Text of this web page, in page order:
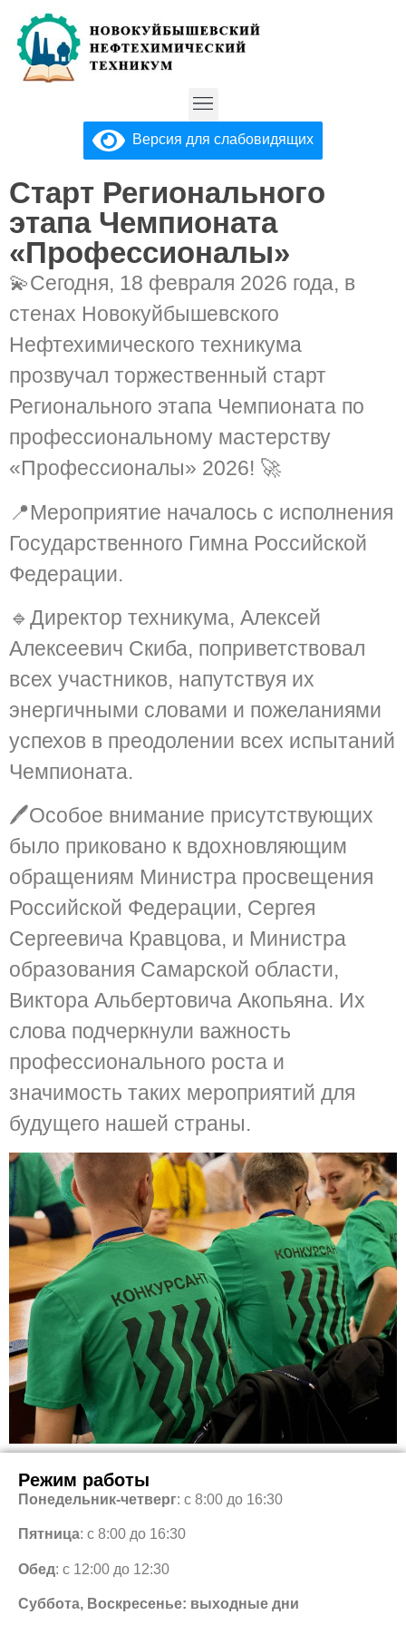
Версия для слабовидящих
Старт Регионального
этапа Чемпионата
«Профессионалы»
💫Сегодня, 18 февраля 2026 года, в
стенах Новокуйбышевского
Нефтехимического техникума
прозвучал торжественный старт
Регионального этапа Чемпионата по
профессиональному мастерству
«Профессионалы» 2026! 🚀
📍Мероприятие началось с исполнения
Государственного Гимна Российской
Федерации.
🔹Директор техникума, Алексей
Алексеевич Скиба, поприветствовал
всех участников, напутствуя их
энергичными словами и пожеланиями
успехов в преодолении всех испытаний
Чемпионата.
🖊️Особое внимание присутствующих
было приковано к вдохновляющим
обращениям Министра просвещения
Российской Федерации, Сергея
Сергеевича Кравцова, и Министра
образования Самарской области,
Виктора Альбертовича Акопьяна. Их
слова подчеркнули важность
профессионального роста и
значимость таких мероприятий для
будущего нашей страны.
Режим работы
Понедельник-четверг: с 8:00 до 16:30
Пятница: с 8:00 до 16:30
Обед: с 12:00 до 12:30
Суббота, Воскресенье: выходные дни